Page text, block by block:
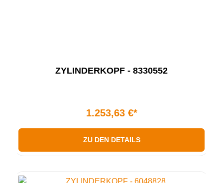
ZYLINDERKOPF - 8330552
1.253,63 €*
ZU DEN DETAILS